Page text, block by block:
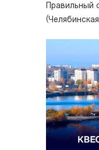
Правильный